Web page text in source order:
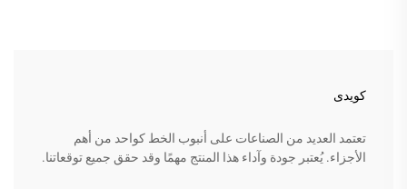
كويدى
تعتمد العديد من الصناعات على أنبوب الخط كواحد من أهم
الأجزاء. يُعتبر جودة وآداء هذا المنتج مهمًا وقد حقق جميع توقعاتنا.